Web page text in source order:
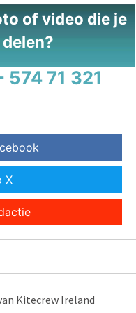
of video die je
574 71 321
X
Kitecrew Ireland